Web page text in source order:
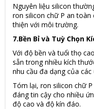
Nguyên liệu silicon
ron silicon chữ P an
thiện với môi trường.
7.Bền Bỉ và Tuỳ Chọn
Với độ bền và tuổi thọ
sẵn trong nhiều kích
nhu cầu đa dạng của các
Tóm lại, ron silicon chữ
đáng tin cậy cho nhiều
độ cao và độ kín đáo.